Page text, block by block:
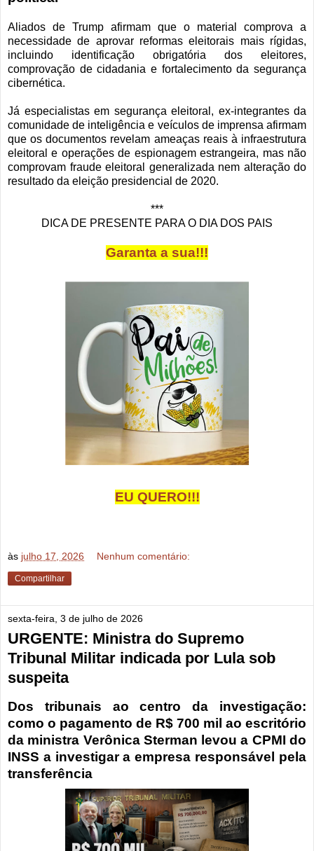
Aliados de Trump afirmam que o material comprova a
necessidade de aprovar reformas eleitorais mais rígidas,
incluindo identificação obrigatória dos eleitores,
comprovação de cidadania e fortalecimento da segurança
cibernética.
Já especialistas em segurança eleitoral, ex-integrantes da
comunidade de inteligência e veículos de imprensa afirmam
que os documentos revelam ameaças reais à infraestrutura
eleitoral e operações de espionagem estrangeira, mas não
comprovam fraude eleitoral generalizada nem alteração do
resultado da eleição presidencial de 2020.
***
DICA DE PRESENTE PARA O DIA DOS PAIS
Garanta a sua!!!
EU QUERO!!!
às julho 17, 2026 Nenhum comentário:
Compartilhar
sexta-feira, 3 de julho de 2026
URGENTE: Ministra do Supremo
Tribunal Militar indicada por Lula sob
suspeita
Dos tribunais ao centro da investigação:
como o pagamento de R$ 700 mil ao escritório
da ministra Verônica Sterman levou a CPMI do
INSS a investigar a empresa responsável pela
transferência